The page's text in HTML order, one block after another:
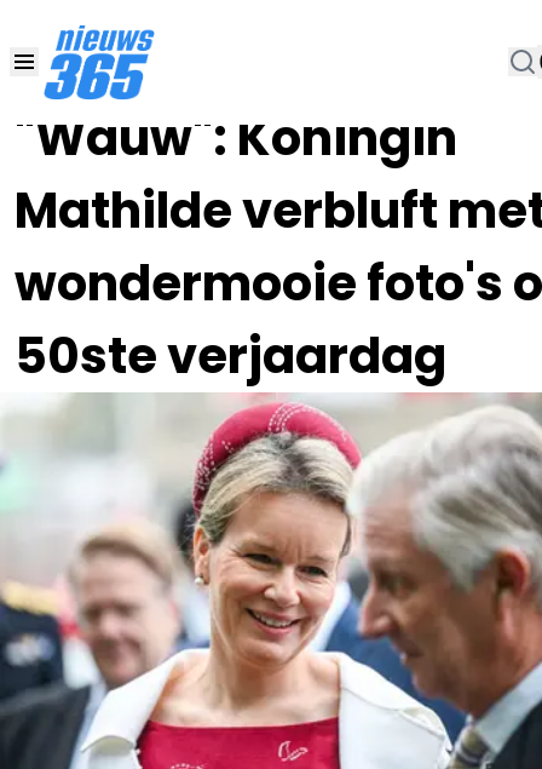
"Wauw": Koningin
Mathilde verbluft
wondermooie foto's
50ste verjaardag
20 JAN 2023, 14:00